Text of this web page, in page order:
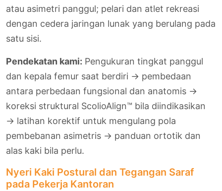
atau asimetri panggul; pelari dan atlet rekreasi
dengan cedera jaringan lunak yang berulang pada
satu sisi.
Pendekatan kami: Pengukuran tingkat panggul
dan kepala femur saat berdiri → pembedaan
antara perbedaan fungsional dan anatomis →
koreksi struktural ScolioAlign™ bila diindikasikan
→ latihan korektif untuk mengulang pola
pembebanan asimetris → panduan ortotik dan
alas kaki bila perlu.
Nyeri Kaki Postural dan Tegangan Saraf
pada Pekerja Kantoran